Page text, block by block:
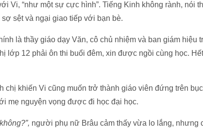
Vi, “như một sự cực hình”. Tiếng Kinh không rành, nói
sệt và ngại giao tiếp với bạn bè.
là thầy giáo dạy Văn, cô chủ nhiệm và ban giám hiệu
lớp 12 phải ôn thi buổi đêm, xin được ngồi cùng học.
chị khiến Vi cũng muốn trở thành giáo viên đứng trên
mẹ nguyện vọng được đi học đại học.
người phụ nữ Brâu cảm thấy vừa lo lắng, nhưng